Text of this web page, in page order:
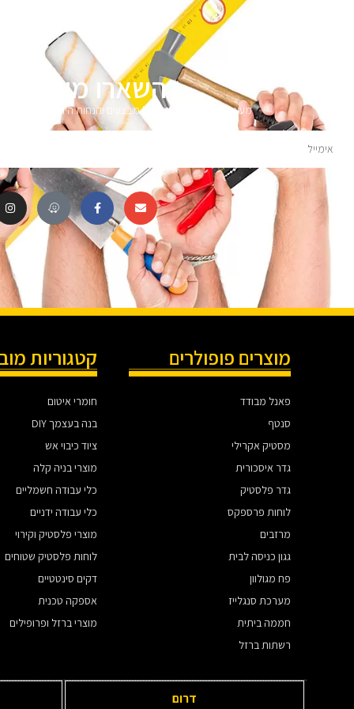
השארו
מעוניינים לקבל עדכונים על מבצעים והנחות הירשמו
מוצרים פופולרים
פאנל מבודד
סנטף
מסטיק אקרילי
גדר איסכורית
גדר פלסטיק
לוחות פרספקס
מרזבים
גגון כניסה לבית
פח מגולוון
מערכת סנגלייז
חממה ביתית
רשתות ברזל
קטגוריות
חומרי איטום
בנה בעצמך DIY
ציוד כיבוי אש
מוצרי בניה קלה
כלי עבודה חשמליים
כלי עבודה ידניים
מוצרי פלסטיק וקירוי
לוחות פלסטיק שטוחים
דקים סינטטיים
אספקה טכנית
מוצרי ברזל ופרופילים
דרום